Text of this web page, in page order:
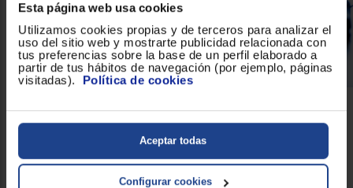
Esta página web usa cookies
Utilizamos cookies propias y de terceros para analizar el
uso del sitio web y mostrarte publicidad relacionada con
tus preferencias sobre la base de un perfil elaborado a
partir de tus hábitos de navegación (por ejemplo, páginas
visitadas). Política de cookies
Aceptar todas
Configurar cookies
El teclado, resistente y de cómodas teclas
Elratón y el teclado Logitech MK235es el combo perfecto
si teletrabajas, porque podrás transportarlos fácilmente. Si el